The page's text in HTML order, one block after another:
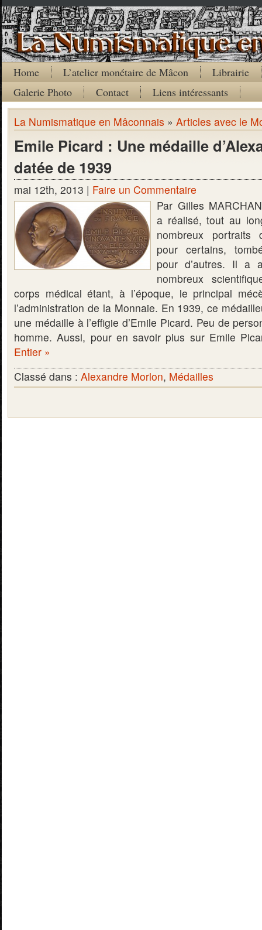
Home L’atelier monétaire de Mâcon
Librairie
Galerie Photo
Contact Liens intéressants
La Numismatique en Mâconnais » Articles avec le
Emile Picard : Une médaille
datée de 1939
mai 12th, 2013 | Faire un Commentaire
Par Gilles
a réalisé, tout au
nombreux portraits
pour certains,
pour d’autres. Il a
nombreux
corps médical étant, à l’époque, le principal
l’administration de la Monnaie. En 1939, ce
une médaille à l’effigie d’Emile Picard. Peu de
homme. Aussi, pour en savoir plus sur Emile
Entier »
Classé dans : Alexandre Morlon, Médailles